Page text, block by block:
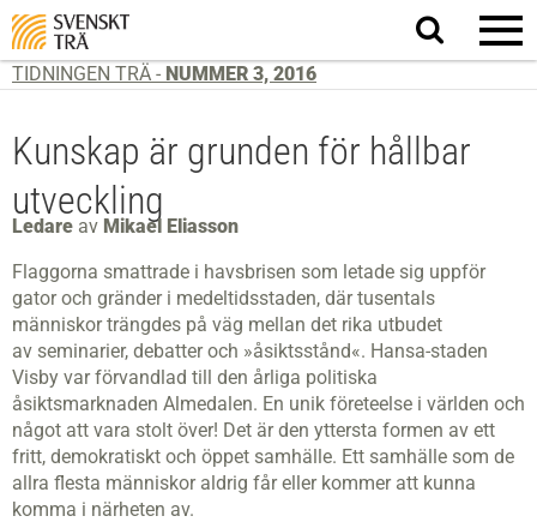
Sök
på
TIDNINGEN TRÄ - NUMMER 3, 2016
Kunskap är grunden för hållbar
utveckling
Ledare av Mikael Eliasson
Flaggorna smattrade i havsbrisen som letade sig uppför
gator och gränder i medeltidsstaden, där tusentals
människor trängdes på väg mellan det rika utbudet
av seminarier, debatter och »åsiktsstånd«. Hansa-staden
Visby var förvandlad till den årliga politiska
åsiktsmarknaden Almedalen. En unik företeelse i världen och
något att vara stolt över! Det är den yttersta formen av ett
fritt, demokratiskt och öppet samhälle. Ett samhälle som de
allra flesta människor aldrig får eller kommer att kunna
komma i närheten av.